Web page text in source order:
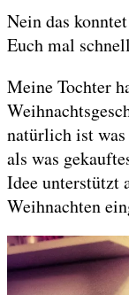
Nein das
Euch mal
Meine Tochter
natürlich ist was
als was
Idee unterstützt
Weihnachten